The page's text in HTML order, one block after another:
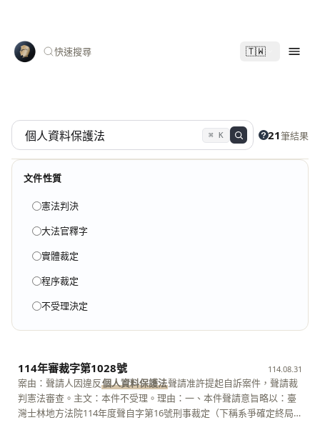
快速搜尋 🇹🇼
⌘ K 21筆結果
文件性質
憲法判決
大法官釋字
實體裁定
程序裁定
不受理決定
114年審裁字第1028號 114.08.31
案由：聲請人因違反個人資料保護法聲請准許提起自訴案件，聲請裁
判憲法審查。主文：本件不受理。理由：一、本件聲請意旨略以：臺
灣士林地方法院114年度聲自字第16號刑事裁定（下稱系爭確定終局